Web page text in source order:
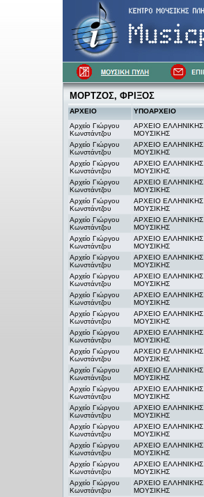
ΜΟΡΤΖΟΣ, ΦΡΙΞΟΣ
ΑΡΧΕΙΟ ΥΠΟΑΡΧΕΙΟ
Αρχείο Γιώργου
Κωνστάντζου
ΑΡΧΕΙΟ ΕΛΛΗΝΙΚΗΣ
ΜΟΥΣΙΚΗΣ
Αρχείο Γιώργου
Κωνστάντζου
ΑΡΧΕΙΟ ΕΛΛΗΝΙΚΗΣ
ΜΟΥΣΙΚΗΣ
Αρχείο Γιώργου
Κωνστάντζου
ΑΡΧΕΙΟ ΕΛΛΗΝΙΚΗΣ
ΜΟΥΣΙΚΗΣ
Αρχείο Γιώργου
Κωνστάντζου
ΑΡΧΕΙΟ ΕΛΛΗΝΙΚΗΣ
ΜΟΥΣΙΚΗΣ
Αρχείο Γιώργου
Κωνστάντζου
ΑΡΧΕΙΟ ΕΛΛΗΝΙΚΗΣ
ΜΟΥΣΙΚΗΣ
Αρχείο Γιώργου
Κωνστάντζου
ΑΡΧΕΙΟ ΕΛΛΗΝΙΚΗΣ
ΜΟΥΣΙΚΗΣ
Αρχείο Γιώργου
Κωνστάντζου
ΑΡΧΕΙΟ ΕΛΛΗΝΙΚΗΣ
ΜΟΥΣΙΚΗΣ
Αρχείο Γιώργου
Κωνστάντζου
ΑΡΧΕΙΟ ΕΛΛΗΝΙΚΗΣ
ΜΟΥΣΙΚΗΣ
Αρχείο Γιώργου
Κωνστάντζου
ΑΡΧΕΙΟ ΕΛΛΗΝΙΚΗΣ
ΜΟΥΣΙΚΗΣ
Αρχείο Γιώργου
Κωνστάντζου
ΑΡΧΕΙΟ ΕΛΛΗΝΙΚΗΣ
ΜΟΥΣΙΚΗΣ
Αρχείο Γιώργου
Κωνστάντζου
ΑΡΧΕΙΟ ΕΛΛΗΝΙΚΗΣ
ΜΟΥΣΙΚΗΣ
Αρχείο Γιώργου
Κωνστάντζου
ΑΡΧΕΙΟ ΕΛΛΗΝΙΚΗΣ
ΜΟΥΣΙΚΗΣ
Αρχείο Γιώργου
Κωνστάντζου
ΑΡΧΕΙΟ ΕΛΛΗΝΙΚΗΣ
ΜΟΥΣΙΚΗΣ
Αρχείο Γιώργου
Κωνστάντζου
ΑΡΧΕΙΟ ΕΛΛΗΝΙΚΗΣ
ΜΟΥΣΙΚΗΣ
Αρχείο Γιώργου
Κωνστάντζου
ΑΡΧΕΙΟ ΕΛΛΗΝΙΚΗΣ
ΜΟΥΣΙΚΗΣ
Αρχείο Γιώργου
Κωνστάντζου
ΑΡΧΕΙΟ ΕΛΛΗΝΙΚΗΣ
ΜΟΥΣΙΚΗΣ
Αρχείο Γιώργου
Κωνστάντζου
ΑΡΧΕΙΟ ΕΛΛΗΝΙΚΗΣ
ΜΟΥΣΙΚΗΣ
Αρχείο Γιώργου
Κωνστάντζου
ΑΡΧΕΙΟ ΕΛΛΗΝΙΚΗΣ
ΜΟΥΣΙΚΗΣ
Αρχείο Γιώργου
Κωνστάντζου
ΑΡΧΕΙΟ ΕΛΛΗΝΙΚΗΣ
ΜΟΥΣΙΚΗΣ
Αρχείο Γιώργου
Κωνστάντζου
ΑΡΧΕΙΟ ΕΛΛΗΝΙΚΗΣ
ΜΟΥΣΙΚΗΣ